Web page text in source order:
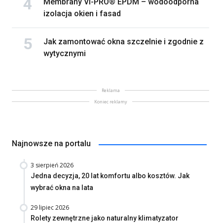
izolacja okien i fasad
Jak zamontować okna szczelnie i zgodnie z
wytycznymi
Reklama
Koniec reklamy
Najnowsze na portalu
3 sierpień 2026
Jedna decyzja, 20 lat komfortu albo kosztów. Jak
wybrać okna na lata
29 lipiec 2026
Rolety zewnętrzne jako naturalny klimatyzator